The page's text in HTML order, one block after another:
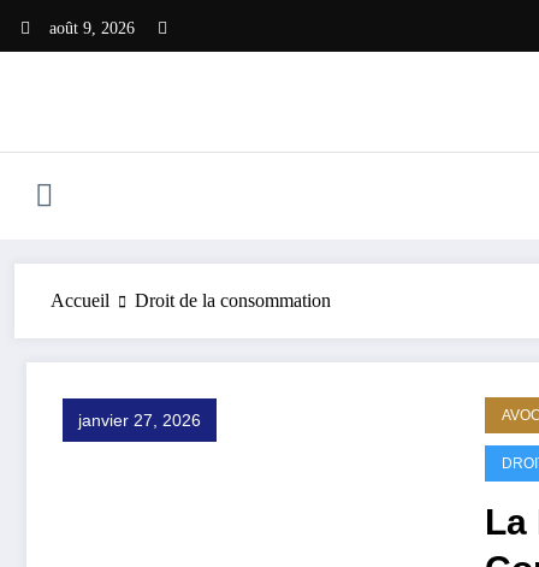
août 9, 2026
Accueil Droit de la consommation
janvier 27, 2026
La